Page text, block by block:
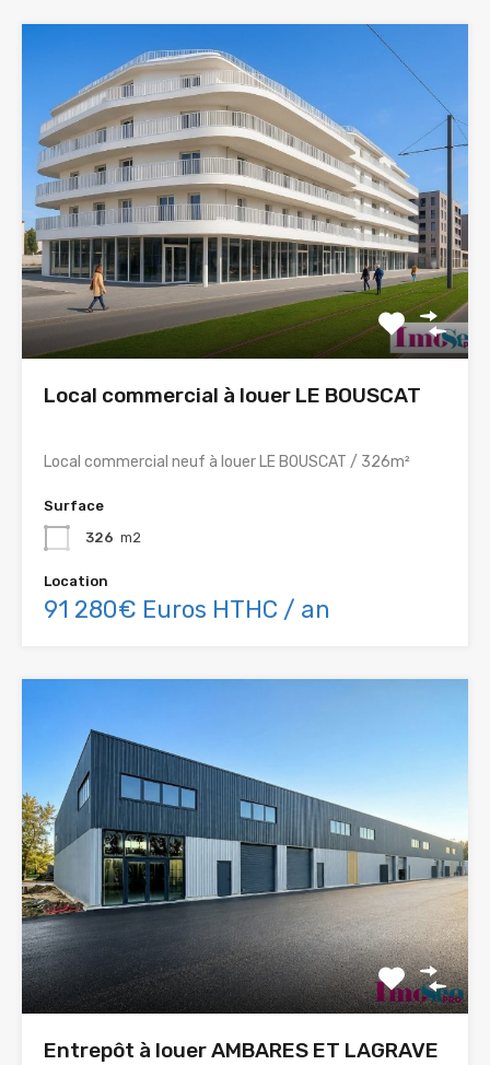
Local commercial à louer LE BOUSCAT
Local commercial neuf à louer LE BOUSCAT / 326m²
Surface
326 m2
Location
91 280€ Euros HTHC / an
Entrepôt à louer AMBARES ET LAGRAVE